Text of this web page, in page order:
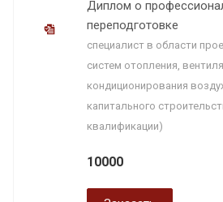
Диплом о
переподготовке
специалист в области
систем отопления,
кондиционирования
капитального
квалификации)
10000